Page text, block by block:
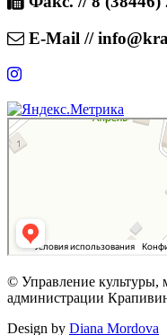
E-Mail //
© Управление культуры,
администрации
Design by Diana Mordova